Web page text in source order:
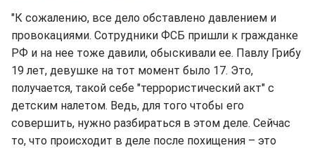
"К сожалению, все дело обставлено давлением и
провокациями. Сотрудники ФСБ пришли к гражданке
РФ и на нее тоже давили, обыскивали ее. Павлу Грибу
19 лет, девушке на тот момент было 17. Это,
получается, такой себе "террористический акт" с
детским налетом. Ведь, для того чтобы его
совершить, нужно разбираться в этом деле. Сейчас
то, что происходит в деле после похищения – это